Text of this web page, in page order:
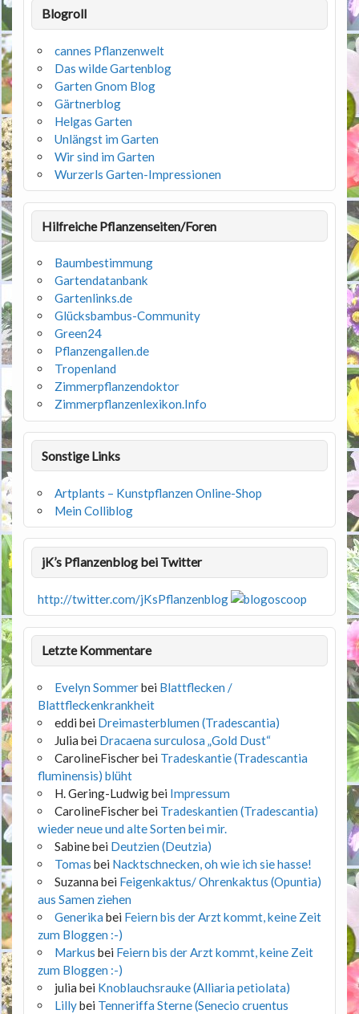
Blogroll
cannes Pflanzenwelt
Das wilde Gartenblog
Garten Gnom Blog
Gärtnerblog
Helgas Garten
Unlängst im Garten
Wir sind im Garten
Wurzerls Garten-Impressionen
Hilfreiche Pflanzenseiten/Foren
Baumbestimmung
Gartendatanbank
Gartenlinks.de
Glücksbambus-Community
Green24
Pflanzengallen.de
Tropenland
Zimmerpflanzendoktor
Zimmerpflanzenlexikon.Info
Sonstige Links
Artplants – Kunstpflanzen Online-Shop
Mein Colliblog
jK’s Pflanzenblog bei Twitter
http://twitter.com/jKsPflanzenblog
Letzte Kommentare
Evelyn Sommerbei Blattflecken /
Blattfleckenkrankheit
eddibei Dreimasterblumen (Tradescantia)
Julia bei Dracaena surculosa „Gold Dust“
CarolineFischerbei Tradeskantie (Tradescantia
fluminensis) blüht
H. Gering-Ludwigbei Impressum
CarolineFischerbei Tradeskantien (Tradescantia)
wieder neue und alte Sorten bei mir.
Sabinebei Deutzien (Deutzia)
Tomas bei Nacktschnecken, oh wie ich sie hasse!
Suzanna bei Feigenkaktus/ Ohrenkaktus (Opuntia)
aus Samen ziehen
Generika bei Feiern bis der Arzt kommt, keine Zeit
zum Bloggen :-)
Markus bei Feiern bis der Arzt kommt, keine Zeit
zum Bloggen :-)
julia bei Knoblauchsrauke (Alliaria petiolata)
Lillybei Tenneriffa Sterne (Senecio cruentus